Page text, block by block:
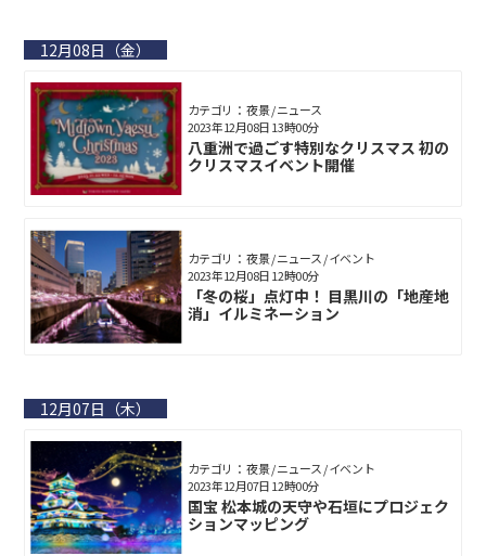
12月08日（金）
カテゴリ： 夜景 / ニュース
八重洲で過ごす特別なクリスマス 初の
クリスマスイベント開催
2023年12月08日 13時00分
カテゴリ： 夜景 / ニュース / イベント
「冬の桜」点灯中！ 目黒川の「地産地
消」イルミネーション
2023年12月08日 12時00分
12月07日（木）
カテゴリ： 夜景 / ニュース / イベント
国宝 松本城の天守や石垣にプロジェク
ションマッピング
2023年12月07日 12時00分